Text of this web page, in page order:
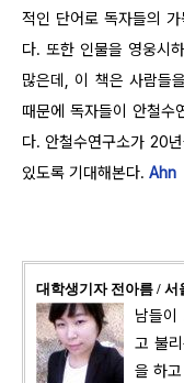
적인 단어로 독자들의
다. 또한 인물을 영웅시
많은데, 이 책은 사람들
때문에 독자들이 안철수
다. 안철수연구소가 20
있도록 기대해본다. Ahn
대학생기자 전아름 / 서
남들
고 불
을 하